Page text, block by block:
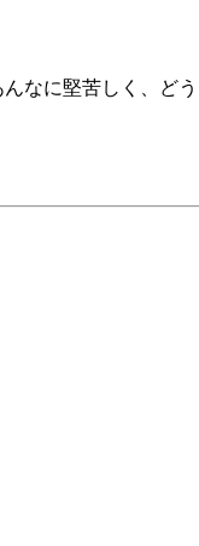
なに堅苦しく、どう